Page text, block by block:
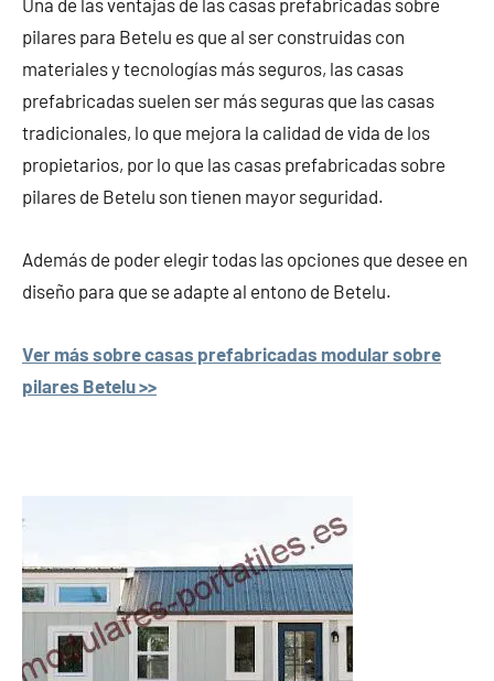
pilares para Betelu es que al ser construidas con
materiales y tecnologías más seguros, las casas
prefabricadas suelen ser más seguras que las casas
tradicionales, lo que mejora la calidad de vida de los
propietarios, por lo que las casas prefabricadas sobre
pilares de Betelu son tienen mayor seguridad.
Además de poder elegir todas las opciones que desee en
diseño para que se adapte al entono de Betelu.
Ver más sobre casas prefabricadas modular sobre
pilares Betelu >>